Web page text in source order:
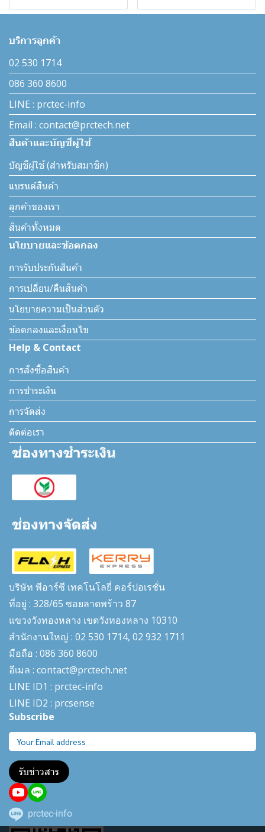
บริการลูกค้า
02 530 1714
086 360 8600
LINE : prctec-info
Email : contact@prctech.net
สินค้าและบัญชีผู้ใช้
บัญชีผู้ใช้ (สำหรับสมาชิก)
แบรนด์สินค้า
ลูกค้าของเรา
สินค้าทั้งหมด
นโยบายและข้อตกลง
การรับประกันสินค้า
การเปลี่ยน/คืนสินค้า
นโยบายความเป็นส่วนตัว
ข้อตกลงและเงื่อนไข
Help & Contact
การสั่งซื้อสินค้า
การชำระเงิน
การจัดส่ง
ติดต่อเรา
บริษัท พีอาร์ซี เทคโนโลยี่ คอร์ปอเรชั่น
ที่อยู่ : 328/65 ซอยลาดพร้าว 87
แขวงวังทองหลาง เขตวังทองหลาง 10310
สำนักงานใหญ่ : 02 530 1714, 02 932 1711
มือถือ : 086 360 8600
อีเมล : contact@prctech.net
LINE ID1 : prctec-info
LINE ID2 : prcsense
Subscribe
รับข่าวสาร
prctec-info